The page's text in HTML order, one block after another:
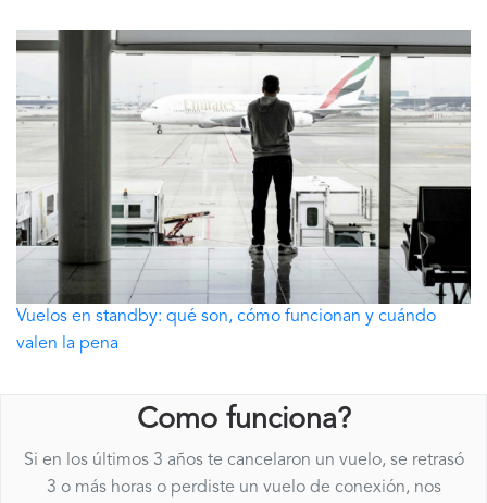
Vuelos en standby: qué son, cómo funcionan y cuándo
valen la pena
Como funciona?
Si en los últimos 3 años te cancelaron un vuelo, se retrasó
3 o más horas o perdiste un vuelo de conexión, nos